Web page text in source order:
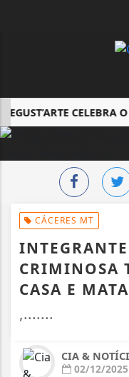
CELEBRA
CÁCERES MT
CRIMINOSA
CASA E
,.......
CIA &
02/12/